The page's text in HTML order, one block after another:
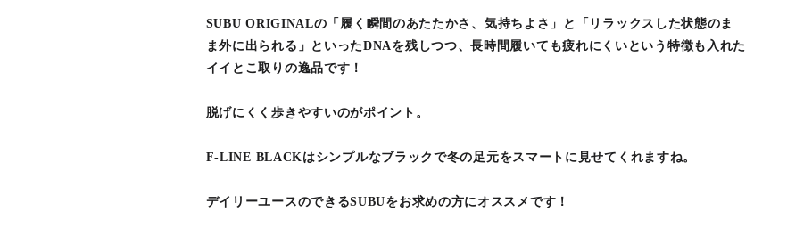
SUBU ORIGINALの「履く瞬間のあたたかさ、気持ちよさ」と「リラックスした状態のま
ま外に出られる」といったDNAを残しつつ、長時間履いても疲れにくいという特徴も入れた
イイとこ取りの逸品です！
脱げにくく歩きやすいのがポイント。
F-LINE BLACKはシンプルなブラックで冬の足元をスマートに見せてくれますね。
デイリーユースのできるSUBUをお求めの方にオススメです！